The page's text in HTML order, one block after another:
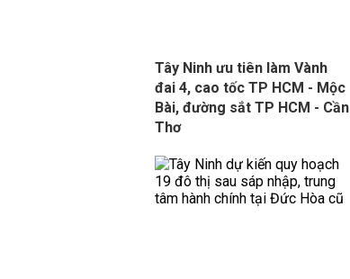
Tây Ninh ưu tiên làm Vành
đai 4, cao tốc TP HCM - Mộc
Bài, đường sắt TP HCM - Cần
Thơ